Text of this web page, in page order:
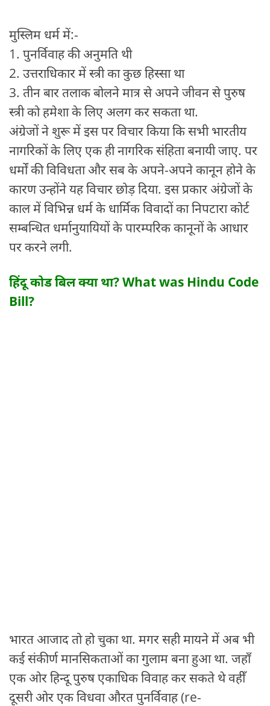
मुस्लिम धर्म में:-
1. पुनर्विवाह की अनुमति थी
2. उत्तराधिकार में स्त्री का कुछ हिस्सा था
3. तीन बार तलाक बोलने मात्र से अपने जीवन से पुरुष
स्त्री को हमेशा के लिए अलग कर सकता था.
अंग्रेजों ने शुरू में इस पर विचार किया कि सभी भारतीय
नागरिकों के लिए एक ही नागरिक संहिता बनायी जाए. पर
धर्मों की विविधता और सब के अपने-अपने कानून होने के
कारण उन्होंने यह विचार छोड़ दिया. इस प्रकार अंग्रेजों के
काल में विभिन्न धर्म के धार्मिक विवादों का निपटारा कोर्ट
सम्बन्धित धर्मानुयायियों के पारम्परिक कानूनों के आधार
पर करने लगी.
हिंदू कोड बिल क्या था? What was Hindu Code
Bill?
भारत आजाद तो हो चुका था. मगर सही मायने में अब भी
कई संकीर्ण मानसिकताओं का गुलाम बना हुआ था. जहाँ
एक ओर हिन्दू पुरुष एकाधिक विवाह कर सकते थे वहीँ
दूसरी ओर एक विधवा औरत पुनर्विवाह (re-